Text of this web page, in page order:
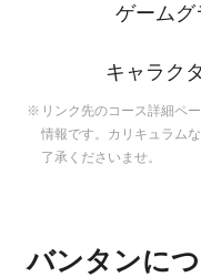
ゲーム
キャラク
リンク先のコース詳細ペ
情報です。カリキュラム
了承くださいませ。
バンタンに